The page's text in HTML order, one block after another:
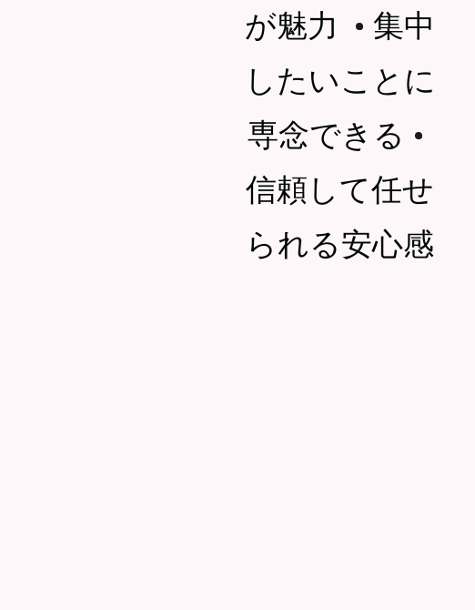
が魅力 ・集中
したいことに
専念できる ・
信頼して任せ
られる安心感